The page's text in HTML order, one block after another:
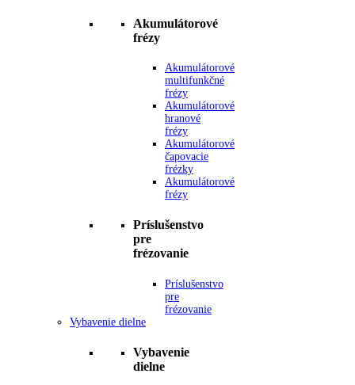
Akumulátorové
frézy
Akumulátorové
multifunkčné
frézy
Akumulátorové
hranové
frézy
Akumulátorové
čapovacie
frézky
Akumulátorové
frézy
Príslušenstvo
pre
frézovanie
Príslušenstvo
pre
frézovanie
Vybavenie dielne
Vybavenie
dielne